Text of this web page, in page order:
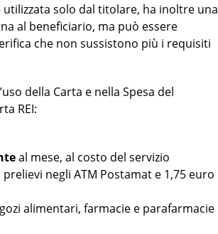
utilizzata solo dal titolare, ha inoltre una
al beneficiario, ma può essere
che non sussistono più i requisiti
della Carta e nella Spesa del
REI:
al mese, al costo del servizio
negli ATM Postamat e 1,75 euro
alimentari, farmacie e parafarmacie